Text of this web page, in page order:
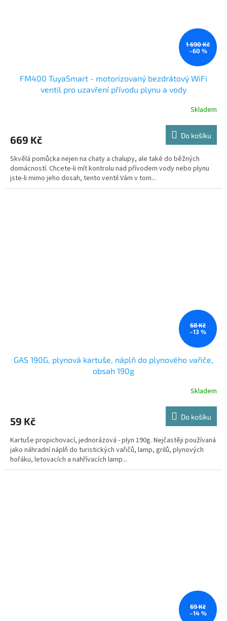
1 690 Kč
–60 %
FM400 TuyaSmart - motorizovaný bezdrátový WiFi
ventil pro uzavření přívodu plynu a vody
Skladem
669 Kč Do košíku
Skvělá pomůcka nejen na chaty a chalupy, ale také do běžných
domácností. Chcete-li mít kontrolu nad přívodem vody nebo plynu
jste-li mimo jeho dosah, tento ventil Vám v tom...
68 Kč
–13 %
GAS 190G, plynová kartuše, náplň do plynového vařiče,
obsah 190g
Skladem
59 Kč Do košíku
Kartuše propichovací, jednorázová - plyn 190g. Nejčastěji používaná
jako náhradní náplň do turistických vařičů, lamp, grilů, plynových
hořáku, letovacích a nahřívacích lamp...
69 Kč
–14 %